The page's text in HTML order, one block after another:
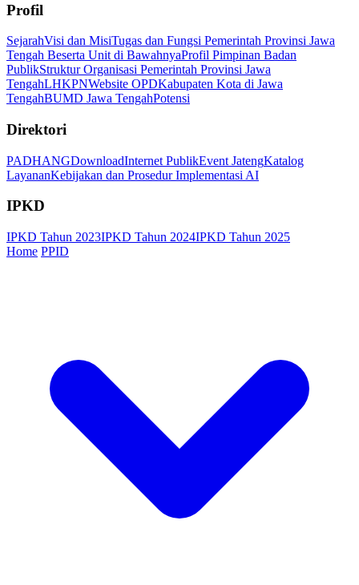
Profil
SejarahVisi dan MisiTugas dan Fungsi Pemerintah Provinsi Jawa
Tengah Beserta Unit di BawahnyaProfil Pimpinan Badan
PublikStruktur Organisasi Pemerintah Provinsi Jawa
TengahLHKPNWebsite OPDKabupaten Kota di Jawa
TengahBUMD Jawa TengahPotensi
Direktori
PADHANGDownloadInternet PublikEvent JatengKatalog
LayananKebijakan dan Prosedur Implementasi AI
IPKD
IPKD Tahun 2023IPKD Tahun 2024IPKD Tahun 2025
Home PPID